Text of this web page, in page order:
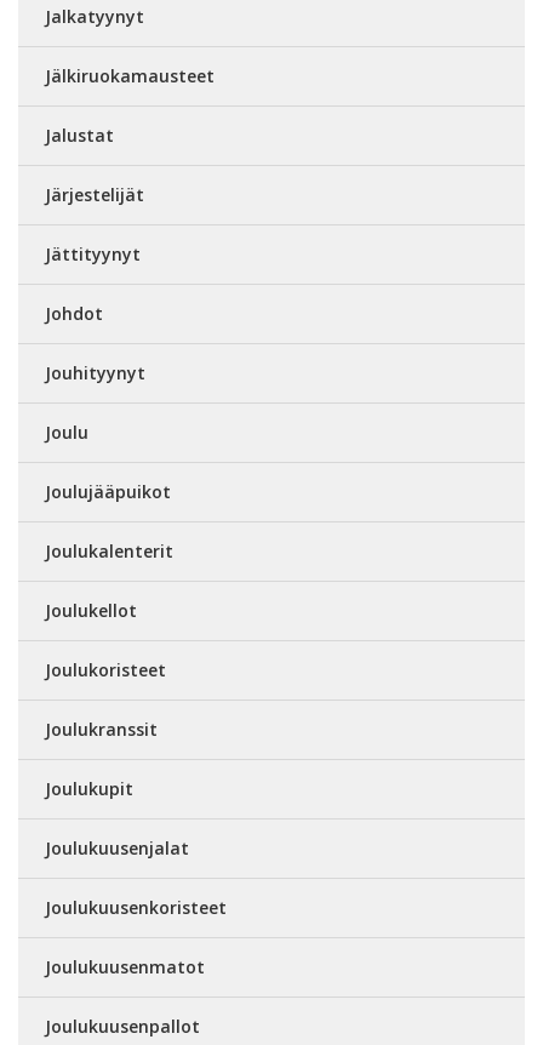
Jalkatyynyt
Jälkiruokamausteet
Jalustat
Järjestelijät
Jättityynyt
Johdot
Jouhityynyt
Joulu
Joulujääpuikot
Joulukalenterit
Joulukellot
Joulukoristeet
Joulukranssit
Joulukupit
Joulukuusenjalat
Joulukuusenkoristeet
Joulukuusenmatot
Joulukuusenpallot